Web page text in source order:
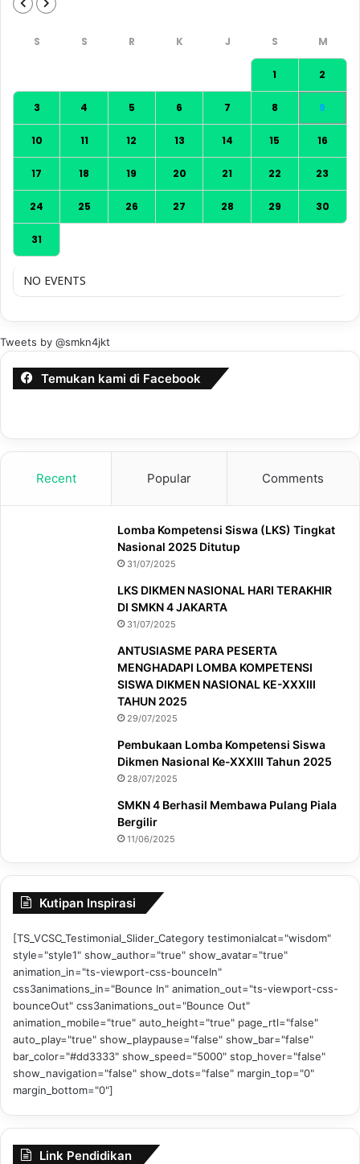
1 2
3 4 5 6 7 8 9
10 11 12 13 14 15 16
17 18 19 20 21 22 23
24 25 26 27 28 29 30
31
NO EVENTS
Tweets by @smkn4jkt
Temukan kami di Facebook
Recent Popular Comments
Lomba Kompetensi Siswa (LKS) Tingkat
Nasional 2025 Ditutup
31/07/2025
LKS DIKMEN NASIONAL HARI TERAKHIR
DI SMKN 4 JAKARTA
31/07/2025
ANTUSIASME PARA PESERTA
MENGHADAPI LOMBA KOMPETENSI
SISWA DIKMEN NASIONAL KE-XXXIII
TAHUN 2025
29/07/2025
Pembukaan Lomba Kompetensi Siswa
Dikmen Nasional Ke-XXXIII Tahun 2025
28/07/2025
SMKN 4 Berhasil Membawa Pulang Piala
Bergilir
11/06/2025
Kutipan Inspirasi
[TS_VCSC_Testimonial_Slider_Category testimonialcat="wisdom"
style="style1" show_author="true" show_avatar="true"
animation_in="ts-viewport-css-bounceIn"
css3animations_in="Bounce In" animation_out="ts-viewport-css-
bounceOut" css3animations_out="Bounce Out"
animation_mobile="true" auto_height="true" page_rtl="false"
auto_play="true" show_playpause="false" show_bar="false"
bar_color="#dd3333" show_speed="5000" stop_hover="false"
show_navigation="false" show_dots="false" margin_top="0"
margin_bottom="0"]
Link Pendidikan